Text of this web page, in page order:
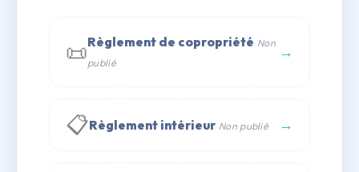
📞 Contacter Syndic Digital 💬 WhatsApp
✉ Email
📜Règlement de copropriété Non
publié
→
📋Règlement intérieur Non publié →